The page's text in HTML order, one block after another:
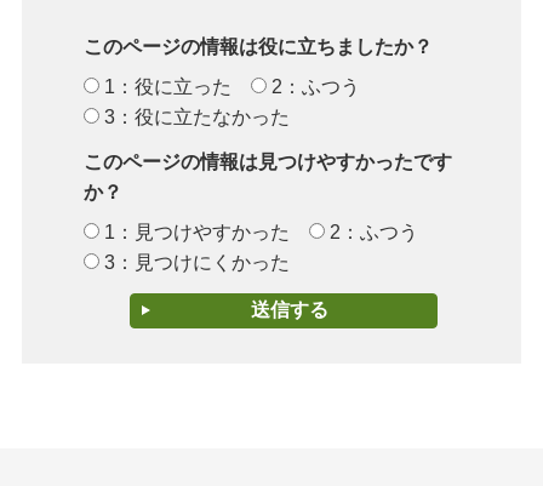
このページの情報は役に立ちましたか？
1：役に立った
2：ふつう
3：役に立たなかった
このページの情報は見つけやすかったです
か？
1：見つけやすかった
2：ふつう
3：見つけにくかった